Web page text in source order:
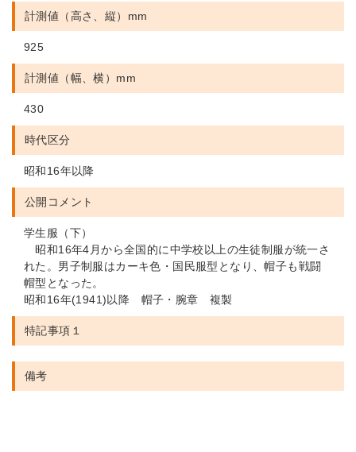
計測値（高さ、縦）mm
925
計測値（幅、横）mm
430
時代区分
昭和16年以降
公開コメント
学生服（下）
昭和16年4月から全国的に中学校以上の生徒制服が統一さ
れた。男子制服はカーキ色・国民服型となり、帽子も戦闘
帽型となった。
昭和16年(1941)以降 帽子・腕章 複製
特記事項１
備考